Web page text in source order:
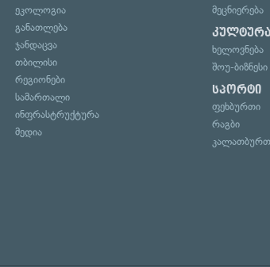
ეკოლოგია
განათლება
ჯანდაცვა
თბილისი
რეგიონები
სამართალი
ინფრასტრუქტურა
მედია
მეცნიერება
კულტურა
ხელოვნება
შოუ-ბიზნესი
სპორტი
ფეხბურთი
რაგბი